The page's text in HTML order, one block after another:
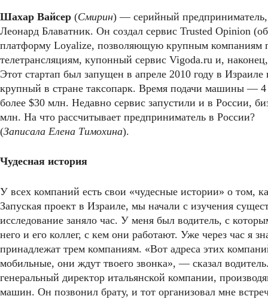
Шахар Вайсер (Смирин) — серийный предприниматель,
Леонард Блаватник. Он создал сервис Trusted Opinion
платформу Loyalize, позволяющую крупным компаниям
телетрансляциям, купонный сервис Vigoda.ru и,
Этот стартап был запущен в апреле 2010 году в
крупный в стране таксопарк. Время подачи машины —
более $30 млн. Недавно сервис запустили и в России,
млн. На что рассчитывает предприниматель в России?
(Записала Елена Тимохина).
Чудесная история
У всех компаний есть свои «чудесные истории» о том,
Запуская проект в Израиле, мы начали с изучения
исследование заняло час. У меня был водитель, с
него и его коллег, с кем они работают. Уже через час я
принадлежат трем компаниям. «Вот адреса этих
мобильные, они ждут твоего звонка», — сказал
генеральный директор итальянской компании,
машин. Он позвонил брату, и тот организовал мне